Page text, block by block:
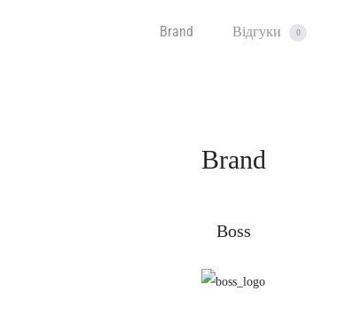
Brand Відгуки 0
Brand
Boss